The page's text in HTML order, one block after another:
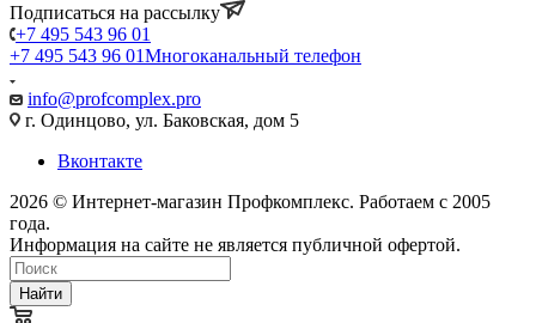
Подписаться на рассылку
+7 495 543 96 01
+7 495 543 96 01Многоканальный телефон
info@profcomplex.pro
г. Одинцово, ул. Баковская, дом 5
Вконтакте
2026 © Интернет-магазин Профкомплекс. Работаем с 2005
года.
Информация на сайте не является публичной офертой.
Найти